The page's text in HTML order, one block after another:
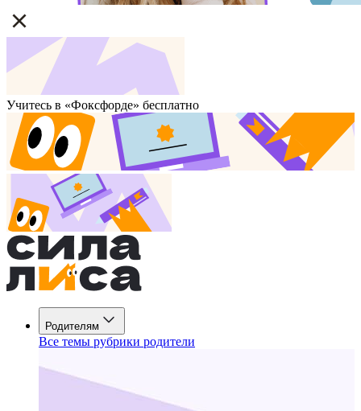
Учитесь в «Фоксфорде» бесплатно
Родителям
Все темы рубрики родители